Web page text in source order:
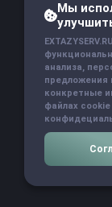
Мы
анализа,
предложения
конкретные
файлах